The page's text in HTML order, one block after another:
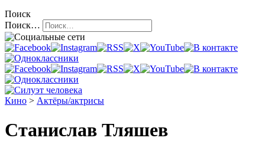
Поиск
Поиск…
Кино > Актёры/актрисы
Станислав Тляшев